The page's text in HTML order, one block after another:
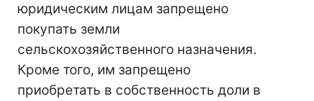
юридическим лицам запрещено
покупать земли
сельскохозяйственного назначения.
Кроме того, им запрещено
приобретать в собственность доли в